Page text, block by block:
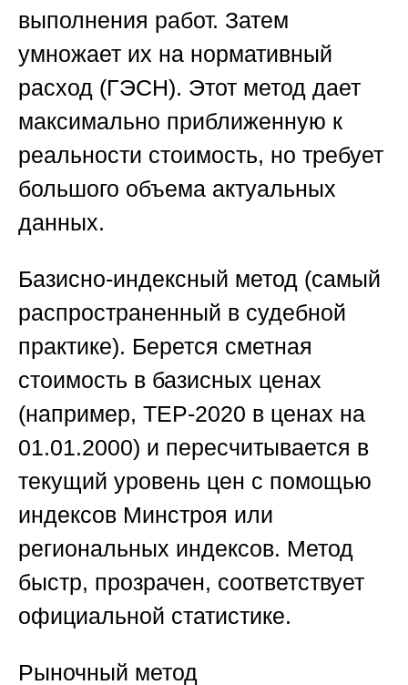
выполнения работ. Затем
умножает их на нормативный
расход (ГЭСН). Этот метод дает
максимально приближенную к
реальности стоимость, но требует
большого объема актуальных
данных.
Базисно-индексный метод (самый
распространенный в судебной
практике). Берется сметная
стоимость в базисных ценах
(например, ТЕР-2020 в ценах на
01.01.2000) и пересчитывается в
текущий уровень цен с помощью
индексов Минстроя или
региональных индексов. Метод
быстр, прозрачен, соответствует
официальной статистике.
Рыночный метод